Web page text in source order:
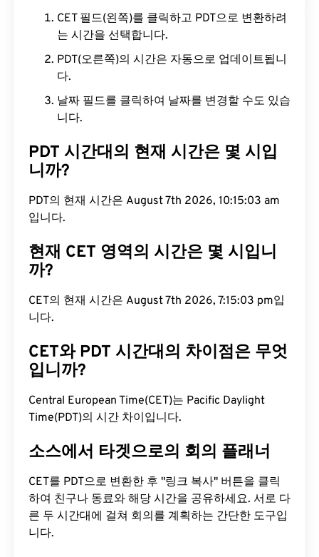
CET 필드(왼쪽)를 클릭하고 PDT으로 변환하려
는 시간을 선택합니다.
PDT(오른쪽)의 시간은 자동으로 업데이트됩니
다.
날짜 필드를 클릭하여 날짜를 변경할 수도 있습
니다.
PDT 시간대의 현재 시간은 몇 시입
니까?
PDT의 현재 시간은 August 7th 2026, 10:15:04 am
입니다.
현재 CET 영역의 시간은 몇 시입니
까?
CET의 현재 시간은 August 7th 2026, 7:15:04 pm입
니다.
CET와 PDT 시간대의 차이점은 무엇
입니까?
Central European Time(CET)는 Pacific Daylight
Time(PDT)의 시간 차이입니다.
소스에서 타겟으로의 회의 플래너
CET를 PDT으로 변환한 후 "링크 복사" 버튼을 클릭
하여 친구나 동료와 해당 시간을 공유하세요. 서로 다
른 두 시간대에 걸쳐 회의를 계획하는 간단한 도구입
니다.